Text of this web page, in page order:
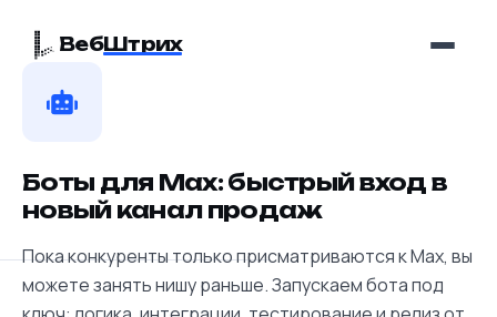
ВебШтрих
Боты для Max: быстрый вход в
новый канал продаж
Пока конкуренты только присматриваются к Max, вы
можете занять нишу раньше. Запускаем бота под